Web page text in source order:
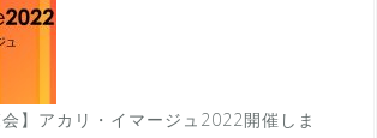
会】アカリ・イマージュ2022開催しま